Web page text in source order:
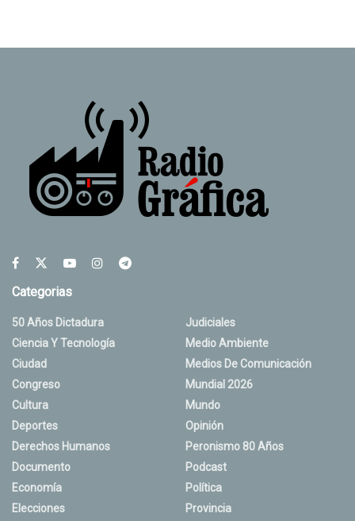
Categorias
50 Años Dictadura
Ciencia Y Tecnología
Ciudad
Congreso
Cultura
Deportes
Derechos Humanos
Documento
Economía
Elecciones
Judiciales
Medio Ambiente
Medios De Comunicación
Mundial 2026
Mundo
Opinión
Peronismo 80 Años
Podcast
Política
Provincia